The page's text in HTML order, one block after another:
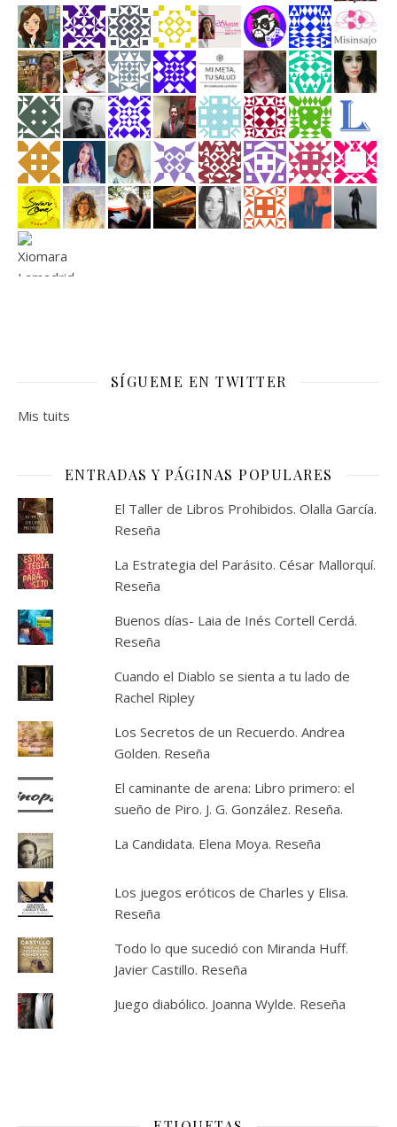
SÍGUEME EN TWITTER
Mis tuits
ENTRADAS Y PÁGINAS POPULARES
El Taller de Libros Prohibidos. Olalla García.
Reseña
La Estrategia del Parásito. César Mallorquí.
Reseña
Buenos días- Laia de Inés Cortell Cerdá.
Reseña
Cuando el Diablo se sienta a tu lado de
Rachel Ripley
Los Secretos de un Recuerdo. Andrea
Golden. Reseña
El caminante de arena: Libro primero: el
sueño de Piro. J. G. González. Reseña.
La Candidata. Elena Moya. Reseña
Los juegos eróticos de Charles y Elisa.
Reseña
Todo lo que sucedió con Miranda Huff.
Javier Castillo. Reseña
Juego diabólico. Joanna Wylde. Reseña